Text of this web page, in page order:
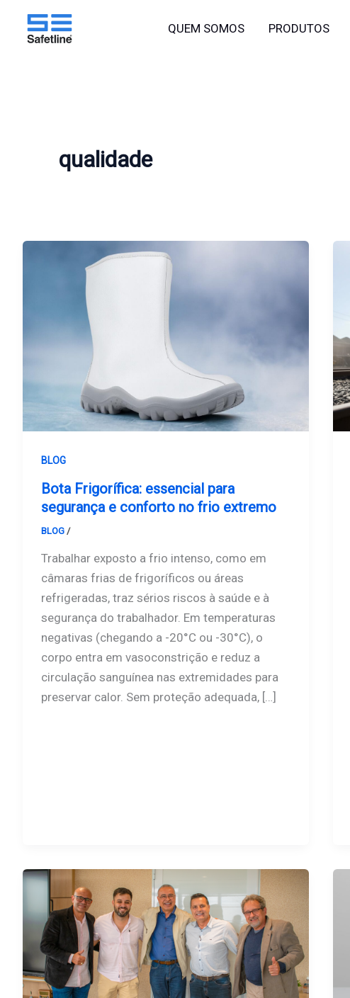
conteúdo
QUEM SOMOS PRODUTOS
qualidade
BLOG
Bota Frigorífica: essencial para
segurança e conforto no frio extremo
BLOG/
Trabalhar exposto a frio intenso, como em
câmaras frias de frigoríficos ou áreas
refrigeradas, traz sérios riscos à saúde e à
segurança do trabalhador. Em temperaturas
negativas (chegando a -20°C ou -30°C), o
corpo entra em vasoconstrição e reduz a
circulação sanguínea nas extremidades para
preservar calor. Sem proteção adequada, […]